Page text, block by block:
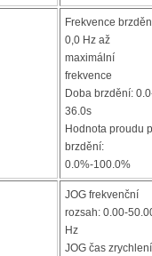
Frekvence
0,0 Hz až
maximální
frekvence
Doba brzdění:
36.0s
Hodnota proudu
brzdění:
0.0%-100.0%
JOG frekvenční
rozsah: 0.00-
Hz
JOG čas